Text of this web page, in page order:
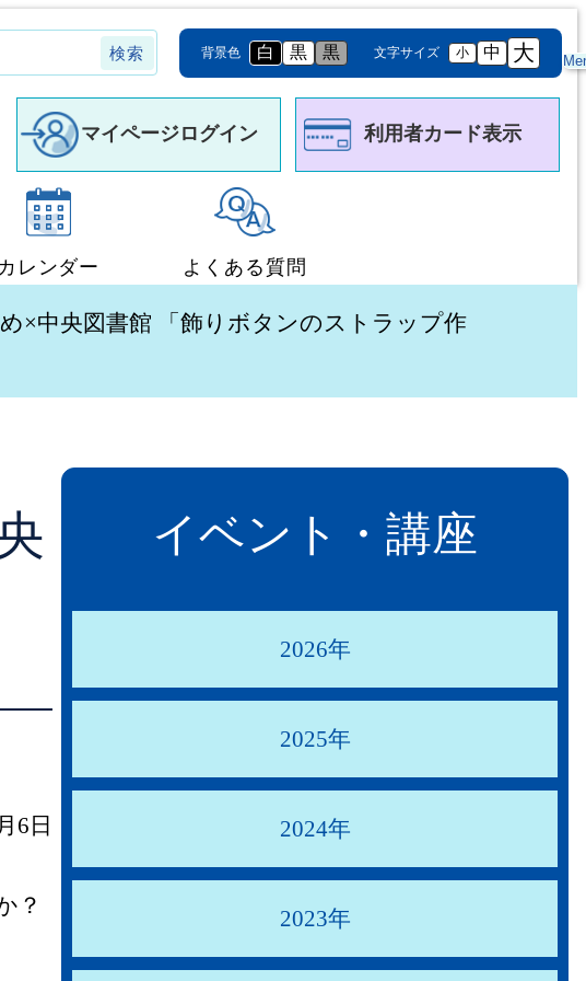
背景色 白 黒 黒 文字サイズ 小 中 大
マイページログイン 利用者カード表示
カレンダー よくある質問
×中央図書館 「飾りボタンのストラップ作
6日
？
イベント・講座
2026年
2025年
2024年
2023年